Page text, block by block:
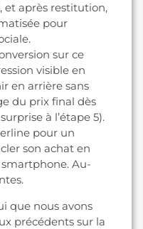
et après restitution,
pour
sur ce
visible en
en arrière sans
du prix final dès
à l’étape 5).
pour un
son achat en
Au-
que nous avons
précédents sur la